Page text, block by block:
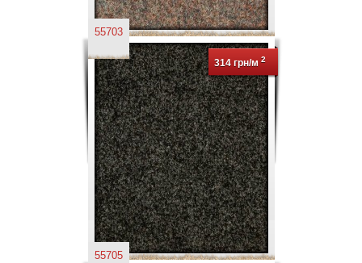
55703
314 грн/м 2
55705